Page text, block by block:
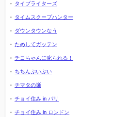
タイプライターズ
タイムスクープハンター
ダウンタウンなう
ためしてガッテン
チコちゃんに叱られる！
ちちんぷいぷい
チマタの噺
チョイ住み in パリ
チョイ住み in ロンドン